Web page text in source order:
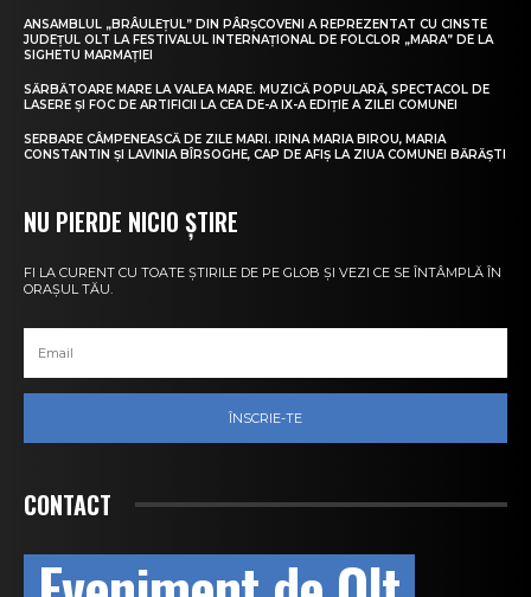
ANSAMBLUL „BRÂULEȚUL” DIN PÂRȘCOVENI A REPREZENTAT CU CINSTE
JUDEȚUL OLT LA FESTIVALUL INTERNAȚIONAL DE FOLCLOR „MARA” DE LA
SIGHETU MARMAȚIEI
SĂRBĂTOARE MARE LA VALEA MARE. MUZICĂ POPULARĂ, SPECTACOL DE
LASERE ȘI FOC DE ARTIFICII LA CEA DE-A IX-A EDIȚIE A ZILEI COMUNEI
SERBARE CÂMPENEASCĂ DE ZILE MARI. IRINA MARIA BIROU, MARIA
CONSTANTIN ȘI LAVINIA BÎRSOGHE, CAP DE AFIȘ LA ZIUA COMUNEI BĂRĂȘTI
NU PIERDE NICIO ȘTIRE
FI LA CURENT CU TOATE ȘTIRILE DE PE GLOB ȘI VEZI CE SE ÎNTÂMPLĂ ÎN
ORAȘUL TĂU.
ÎNSCRIE-TE
CONTACT